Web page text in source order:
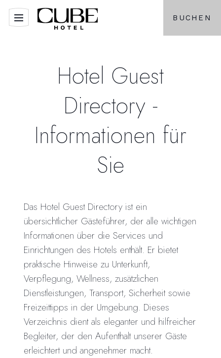
BUCHEN
Hotel Guest
Directory -
Informationen für
Sie
Das Hotel Guest Directory ist ein
übersichtlicher Gästeführer, der alle wichtigen
Informationen über die Services und
Einrichtungen des Hotels enthält. Er bietet
praktische Hinweise zu Unterkunft,
Verpflegung, Wellness, zusätzlichen
Dienstleistungen, Transport, Sicherheit sowie
Freizeittipps in der Umgebung. Dieses
Verzeichnis dient als eleganter und hilfreicher
Begleiter, der den Aufenthalt unserer Gäste
erleichtert und angenehmer macht.